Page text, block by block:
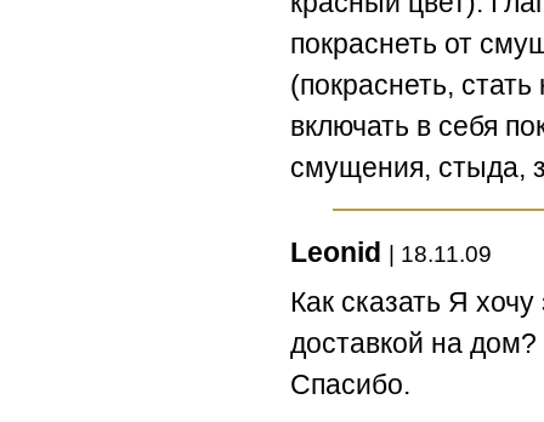
покраснеть от
(покраснеть,
включать в себя
смущения, стыда,
Leonid | 18.11.09
Как сказать Я хочу
доставкой на
Спасибо.